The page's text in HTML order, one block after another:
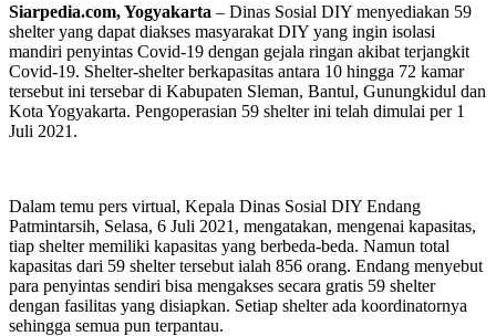
Siarpedia.com, Yogyakarta – Dinas Sosial DIY menyediakan 59
shelter yang dapat diakses masyarakat DIY yang ingin isolasi
mandiri penyintas Covid-19 dengan gejala ringan akibat terjangkit
Covid-19. Shelter-shelter berkapasitas antara 10 hingga 72 kamar
tersebut ini tersebar di Kabupaten Sleman, Bantul, Gunungkidul dan
Kota Yogyakarta. Pengoperasian 59 shelter ini telah dimulai per 1
Juli 2021.
Dalam temu pers virtual, Kepala Dinas Sosial DIY Endang
Patmintarsih, Selasa, 6 Juli 2021, mengatakan, mengenai kapasitas,
tiap shelter memiliki kapasitas yang berbeda-beda. Namun total
kapasitas dari 59 shelter tersebut ialah 856 orang. Endang menyebut
para penyintas sendiri bisa mengakses secara gratis 59 shelter
dengan fasilitas yang disiapkan. Setiap shelter ada koordinatornya
sehingga semua pun terpantau.